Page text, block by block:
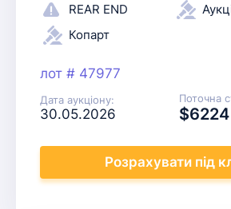
REAR END
Копарт
лот # 47977
Дата аукціону:
30.05.2026
Поточна
$6224
Розрахувати під